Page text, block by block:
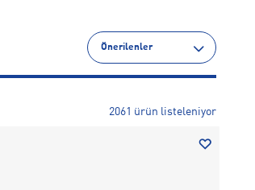
Önerilenler
2061 ürün listeleniyor